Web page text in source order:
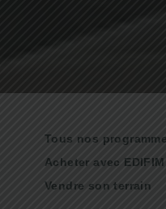
Tous nos
Acheter avec EDIFIM
Vendre son terrain